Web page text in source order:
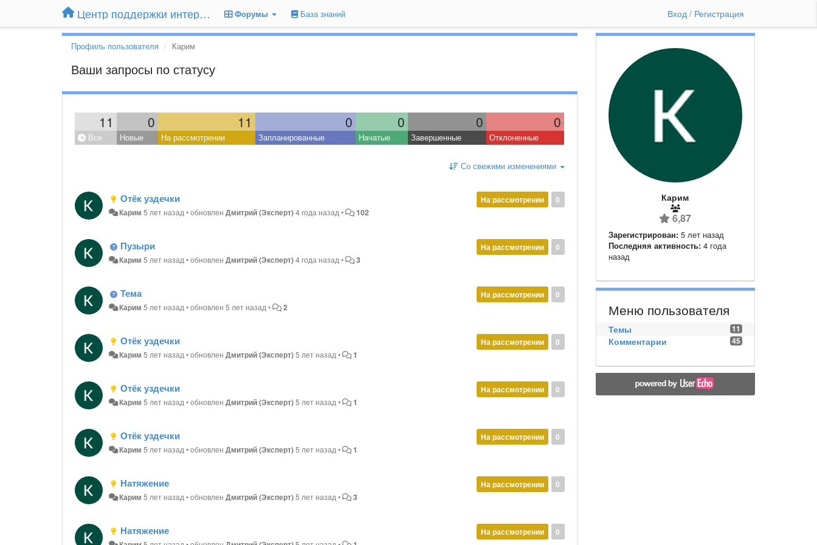
Центр поддержки интернет-магазина Extender24.ru Форумы База знаний Вход / Регистрация
Профиль пользователя Карим
Ваши запросы по статусу
11 0 11 0 0 0 0
Все Новые На рассмотрении Запланированные Начатые Завершенные Отклоненные
Со свежими изменениями
0
На рассмотрении
Отёк уздечки
Карим 5 лет назад•обновленДмитрий (Эксперт)4 года назад• 102
0
На рассмотрении
Пузыри
Карим 5 лет назад•обновленДмитрий (Эксперт)4 года назад• 3
0
На рассмотрении
Тема
Карим 5 лет назад•обновлен5 лет назад• 2
0
На рассмотрении
Отёк уздечки
Карим 5 лет назад•обновленДмитрий (Эксперт)5 лет назад• 1
0
На рассмотрении
Отёк уздечки
Карим 5 лет назад•обновленДмитрий (Эксперт)5 лет назад• 1
0
На рассмотрении
Отёк уздечки
Карим 5 лет назад•обновленДмитрий (Эксперт)5 лет назад• 1
0
На рассмотрении
Натяжение
Карим 5 лет назад•обновленДмитрий (Эксперт)5 лет назад• 3
0
На рассмотрении
Натяжение
Карим
6,87
Зарегистрирован: 5 лет назад
Последняя активность: 4 года
назад
Меню пользователя
11
Темы
45
Комментарии